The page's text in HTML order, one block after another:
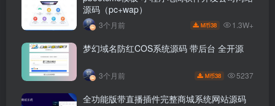
源码（pc+wap）
3个月前 M币38 1.3W+
梦幻域名防红COS系统源码 带后台 全开源
3个月前 M币38 5237
全功能版带直播插件完整商城系统网站源码